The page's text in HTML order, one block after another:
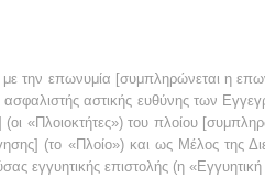
την επωνυμία [συμπληρώνεται η
ασφαλιστής αστικής ευθύνης των
«Πλοιοκτήτες») του πλοίου
(το «Πλοίο») και ως Μέλος της
εγγυητικής επιστολής (η